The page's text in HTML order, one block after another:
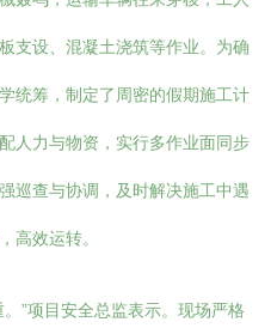
支设、混凝土浇筑等作业。为确
统筹，制定了周密的假期施工计
人力与物资，实行多作业面同步
巡查与协调，及时解决施工中遇
高效运转。
”项目安全总监表示。现场严格